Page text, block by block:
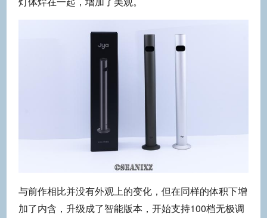
与前作相比并没有外观上的变化，但在同样的体积下增
加了内含，升级成了智能版本，开始支持100档无极调